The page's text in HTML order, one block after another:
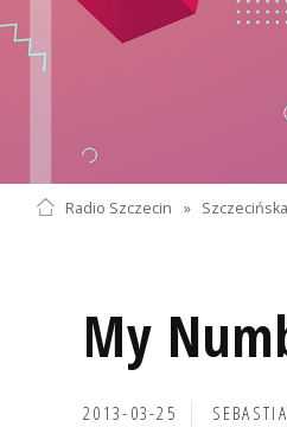
Radio Szczecin »
My
2013-03-25